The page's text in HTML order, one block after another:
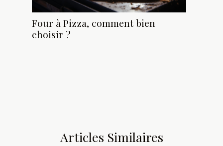
Four à Pizza, comment bien
choisir ?
Articles Similaires